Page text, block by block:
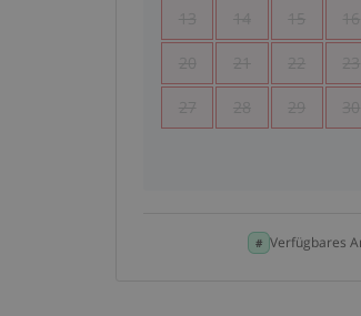
13 14 15 16
20 21 22 23
27 28 29 30
Verfügbares